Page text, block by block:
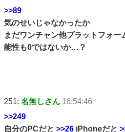
>>89
気のせいじゃなかったか
まだワンチャン他プラットフォ
能性も0ではないか…？
251: 名無しさん 16:54:46
>>249
自分のPCだと >>26 iPhoneだと